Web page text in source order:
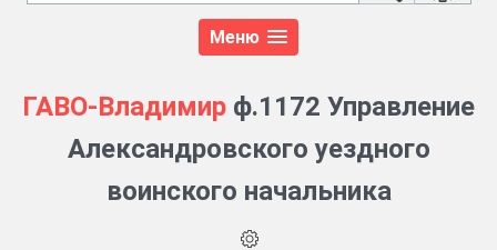
Меню
ГАВО-Владимир ф.1172 Управление
Александровского уездного
воинского начальника